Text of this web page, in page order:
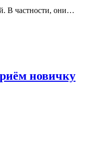
В частности, они…
новичку